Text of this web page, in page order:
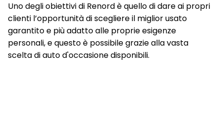
Uno degli obiettivi di Renord è quello di dare ai propri
clienti l’opportunità di scegliere il miglior usato
garantito e più adatto alle proprie esigenze
personali, e questo è possibile grazie alla vasta
scelta di auto d'occasione disponibili.